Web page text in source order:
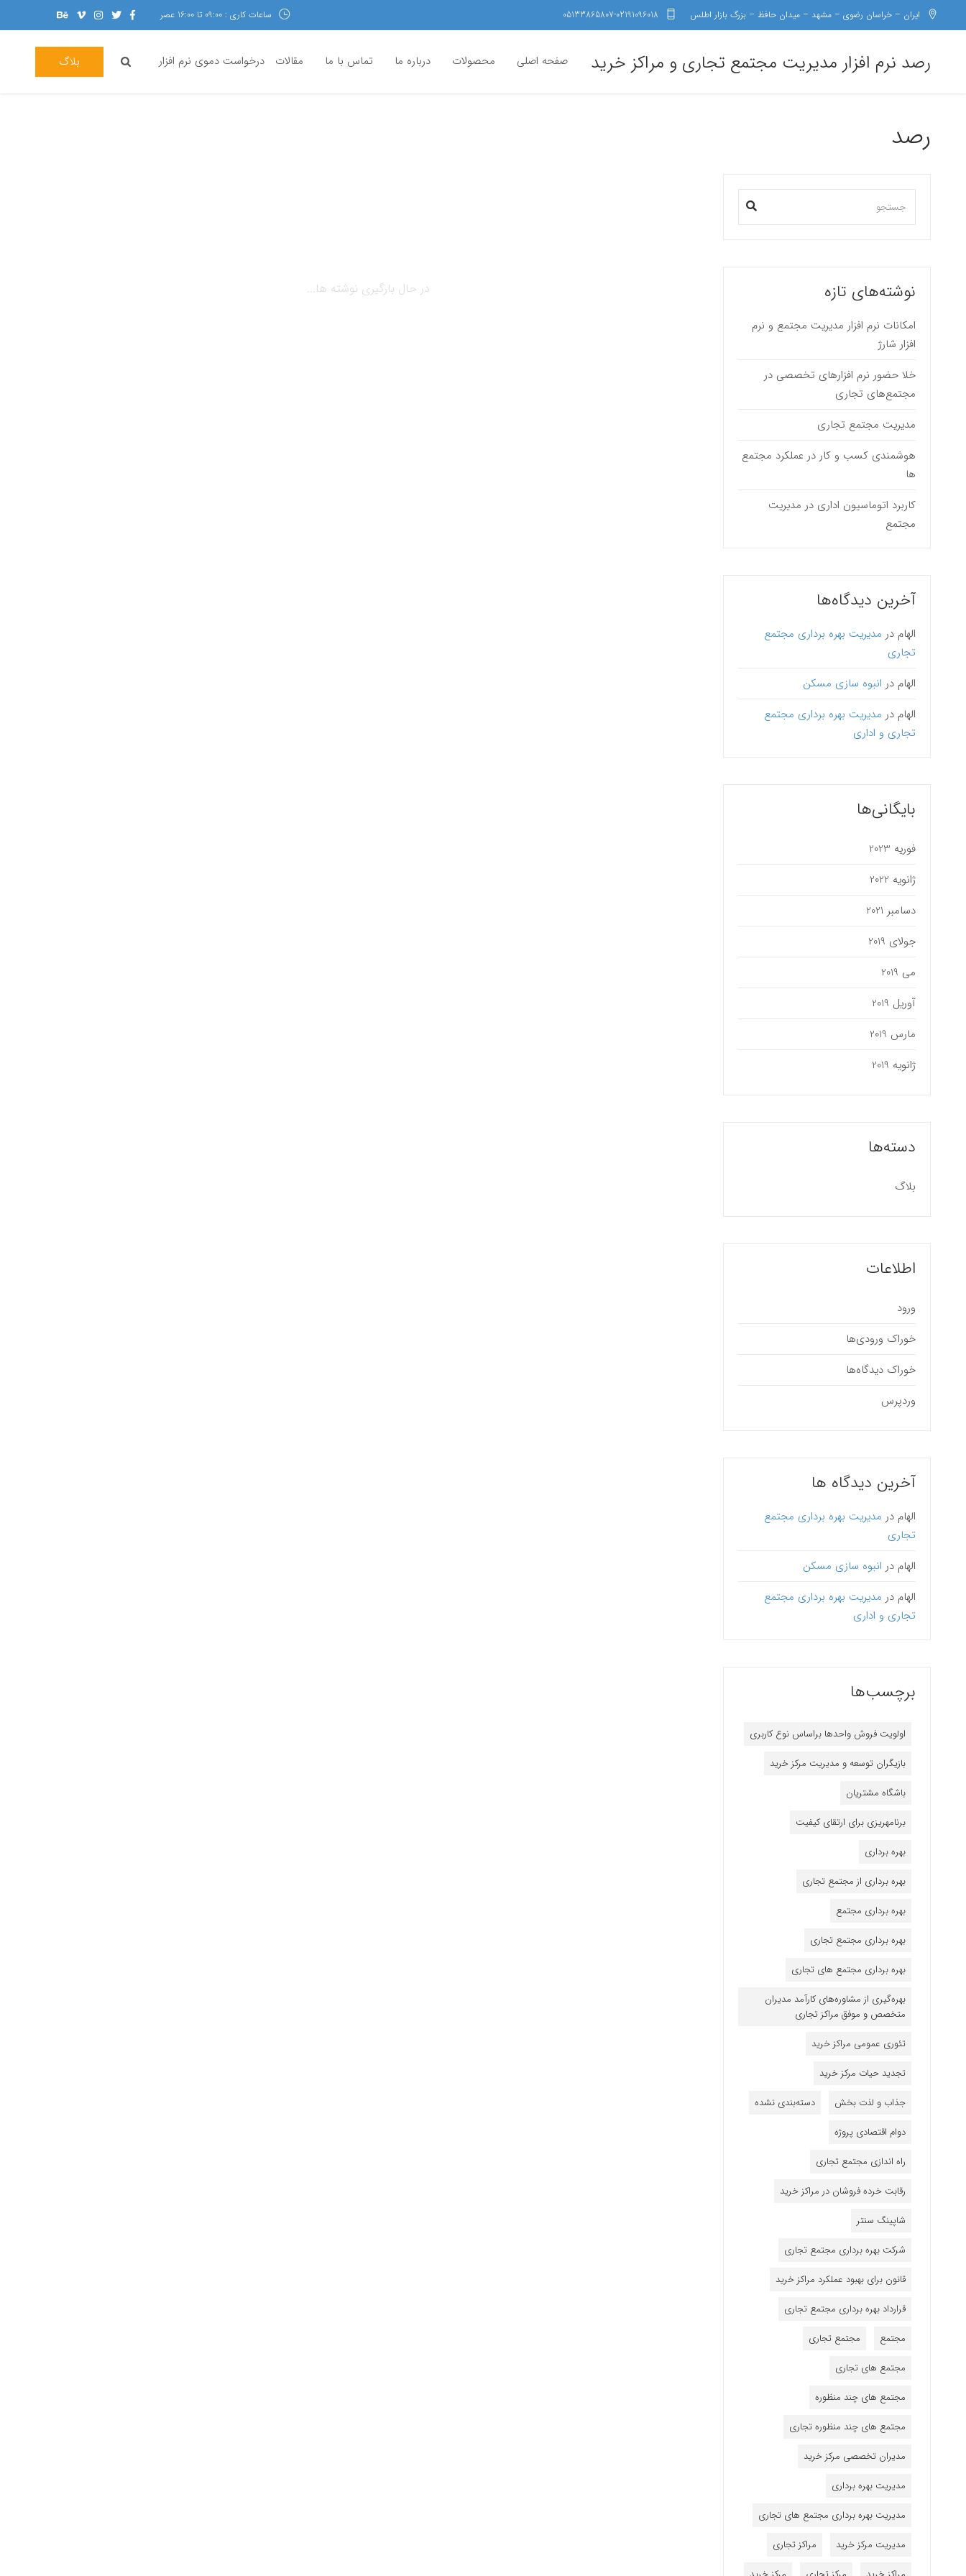
ساعات کاری : 09:00 تا 16:00 عصر ایران – خراسان رضوی – مشهد – میدان حافظ – بزرگ بازار اطلس 05133865807-02191096018
رصد نرم افزار مدیریت مجتمع تجاری و مراکز خرید صفحه اصلی محصولات درباره ما تماس با ما مقالات درخواست دموی نرم افزار بلاگ
رصد
در حال بارگیری نوشته ها... نوشته‌های تازه
امکانات نرم افزار مدیریت مجتمع و نرم
افزار شارژ
خلا حضور نرم افزارهای تخصصی در
مجتمع‌های تجاری
مدیریت مجتمع تجاری
هوشمندی کسب و کار در عملکرد مجتمع
ها
کاربرد اتوماسیون اداری در مدیریت
مجتمع
آخرین دیدگاه‌ها
الهام در مدیریت بهره برداری مجتمع
تجاری
الهام در انبوه سازی مسکن
الهام در مدیریت بهره برداری مجتمع
تجاری و اداری
بایگانی‌ها
فوریه 2023
ژانویه 2022
دسامبر 2021
جولای 2019
می 2019
آوریل 2019
مارس 2019
ژانویه 2019
دسته‌ها
بلاگ
اطلاعات
ورود
خوراک ورودی‌ها
خوراک دیدگاه‌ها
وردپرس
آخرین دیدگاه ها
الهام در مدیریت بهره برداری مجتمع
تجاری
الهام در انبوه سازی مسکن
الهام در مدیریت بهره برداری مجتمع
تجاری و اداری
برچسب‌ها
اولویت فروش واحدها براساس نوع کاربری
بازیگران توسعه و مدیریت مرکز خرید
باشگاه مشتریان
برنامه‎ریزی برای ارتقای کیفیت
بهره برداری
بهره برداری از مجتمع تجاری
بهره برداری مجتمع
بهره برداری مجتمع تجاری
بهره برداری مجتمع های تجاری
بهره‌گیری از مشاوره‌های کارآمد مدیران
متخصص و موفق مراکز تجاری
تئوری عمومی مراکز خرید
تجدید حیات مرکز خرید
جذاب و لذت بخش
دسته‌بندی نشده
دوام اقتصادی پروژه
راه اندازی مجتمع تجاری
رقابت خرده فروشان در مراکز خرید
شاپینگ سنتر
شرکت بهره برداری مجتمع تجاری
قانون برای بهبود عملکرد مراکز خرید
قرارداد بهره برداری مجتمع تجاری
مجتمع
مجتمع تجاری
مجتمع های تجاری
مجتمع های چند منظوره
مجتمع های چند منظوره تجاری
مدیران تخصصی مرکز خرید
مدیریت بهره برداری
مدیریت بهره برداری مجتمع های تجاری
مدیریت مرکز خرید
مراکز تجاری